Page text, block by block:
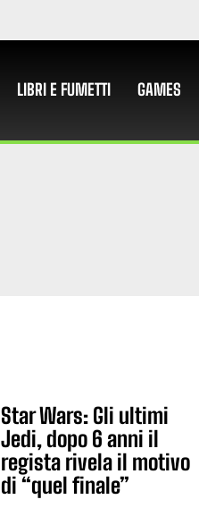
LIBRI E FUMETTI GAMES
Star Wars: Gli ultimi
Jedi, dopo 6 anni il
regista rivela il motivo
di “quel finale”